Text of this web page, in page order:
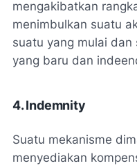
mengakibatkan
menimbulkan suatu
suatu yang mulai
yang baru dan
4. Indemnity
Suatu mekanisme
menyediakan